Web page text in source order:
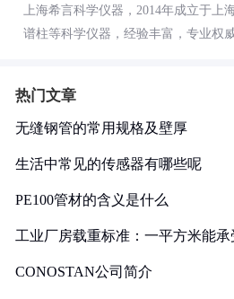
上海希言科学仪器，2014年成立于上
谱柱等科学仪器，经验丰富，专业权
热门文章
无缝钢管的常用规格及壁厚
生活中常见的传感器有哪些呢
PE100管材的含义是什么
工业厂房载重标准：一平方米能
CONOSTAN公司简介